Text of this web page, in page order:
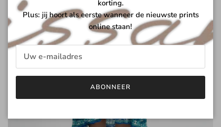
korting.
Plus: jij hoort als eerste wanneer de nieuwste prints
online staan!
ABONNEER